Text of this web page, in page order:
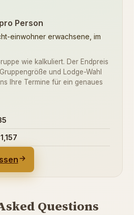
pro Person
einwohner erwachsene, im
wie kalkuliert. Der Endpreis
und Lodge-Wahl
Ihre Termine für ein genaues
Questions